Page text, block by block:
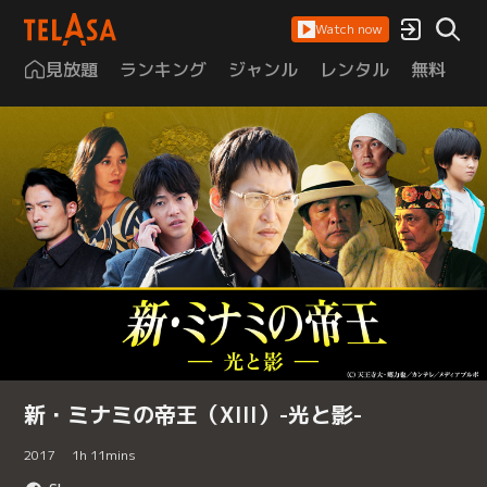
Watch now
見放題 ランキング ジャンル レンタル 無料
新・ミナミの帝王（XIII）-光と影-
2017 1h 11mins